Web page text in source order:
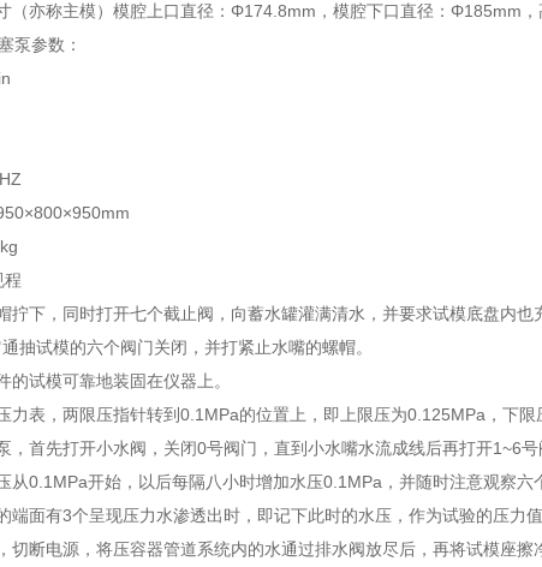
（亦称主模）模腔上口直径：Φ174.8mm，模腔下口直径：Φ185mm
泵参数：
程
拧下，同时打开七个截止阀，向蓄水罐灌满清水，并要求试模底盘内
抽试模的六个阀门关闭，并打紧止水嘴的螺帽。
的试模可靠地装固在仪器上。
力表，两限压指针转到0.1MPa的位置上，即上限压为0.125MPa，下限
，首先打开小水阀，关闭0号阀门，直到小水嘴水流成线后再打开1~6号
从0.1MPa开始，以后每隔八小时增加水压0.1MPa，并随时注意观察六
端面有3个呈现压力水渗透出时，即记下此时的水压，作为试验的压力值
切断电源，将压容器管道系统内的水通过排水阀放尽后，再将试模座擦